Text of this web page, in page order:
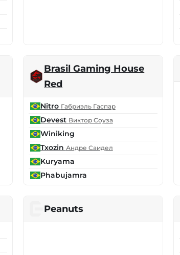
Brasil Gaming House
Red
Nitro Габриэль Гаспар
Devest Виктор Соуза
Winiking
Txozin Андре Саидел
Kuryama
Phabujamra
Peanuts